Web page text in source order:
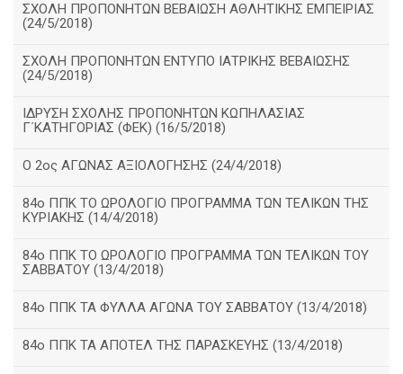
ΣΧΟΛΗ ΠΡΟΠΟΝΗΤΩΝ ΒΕΒΑΙΩΣΗ ΑΘΛΗΤΙΚΗΣ ΕΜΠΕΙΡΙΑΣ
(24/5/2018)
ΣΧΟΛΗ ΠΡΟΠΟΝΗΤΩΝ ΕΝΤΥΠΟ ΙΑΤΡΙΚΗΣ ΒΕΒΑΙΩΣΗΣ
(24/5/2018)
ΙΔΡΥΣΗ ΣΧΟΛΗΣ ΠΡΟΠΟΝΗΤΩΝ ΚΩΠΗΛΑΣΙΑΣ
Γ΄ΚΑΤΗΓΟΡΙΑΣ (ΦΕΚ) (16/5/2018)
O 2ος ΑΓΩΝΑΣ ΑΞΙΟΛΟΓΗΣΗΣ (24/4/2018)
84ο ΠΠΚ ΤΟ ΩΡΟΛΟΓΙΟ ΠΡΟΓΡΑΜΜΑ ΤΩΝ ΤΕΛΙΚΩΝ ΤΗΣ
ΚΥΡΙΑΚΗΣ (14/4/2018)
84ο ΠΠΚ ΤΟ ΩΡΟΛΟΓΙΟ ΠΡΟΓΡΑΜΜΑ ΤΩΝ ΤΕΛΙΚΩΝ ΤΟΥ
ΣΑΒΒΑΤΟΥ (13/4/2018)
84ο ΠΠΚ ΤΑ ΦΥΛΛΑ ΑΓΩΝΑ ΤΟΥ ΣΑΒΒΑΤΟΥ (13/4/2018)
84ο ΠΠΚ ΤΑ ΑΠΟΤΕΛ ΤΗΣ ΠΑΡΑΣΚΕΥΗΣ (13/4/2018)